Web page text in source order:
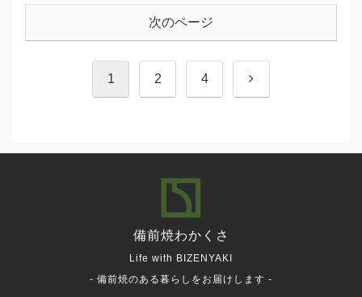
次のページ
1 2 4 次
備前焼わかくさ
Life with BIZENYAKI
- 備前焼のある暮らしをお届けします -